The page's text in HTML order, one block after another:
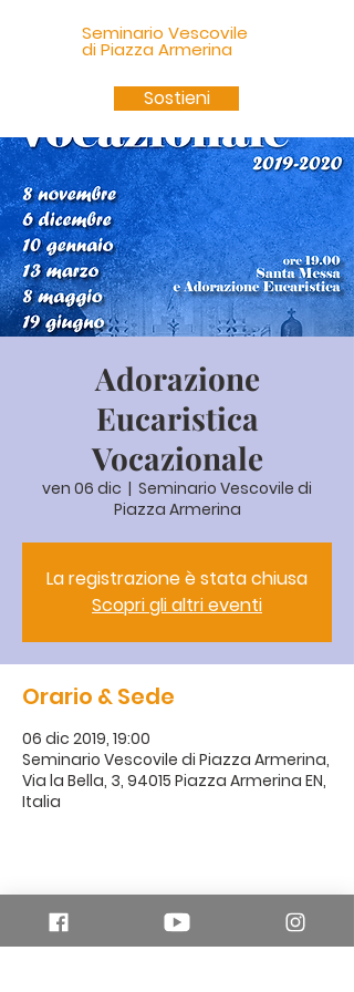
Seminario Vescovile
di Piazza Armerina
Sostieni
Adorazione
Eucaristica
Vocazionale
ven 06 dic
  |
Seminario Vescovile di
Piazza Armerina
La registrazione è stata chiusa
Scopri gli altri eventi
Orario & Sede
06 dic 2019, 19:00
Seminario Vescovile di Piazza Armerina,
Via la Bella, 3, 94015 Piazza Armerina EN,
Italia